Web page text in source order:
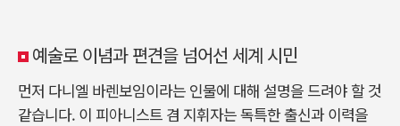
예술로 이념과 편견을 넘어선 세계 시민
먼저 다니엘 바렌보임이라는 인물에 대해 설명을 드려야 할 것
같습니다. 이 피아니스트 겸 지휘자는 독특한 출신과 이력을